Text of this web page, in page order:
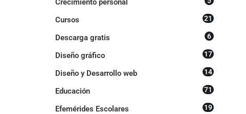
Crecimiento personal
Cursos 21
Descarga gratis 6
Diseño gráfico 17
Diseño y Desarrollo web 14
Educación 71
Efemérides Escolares 19